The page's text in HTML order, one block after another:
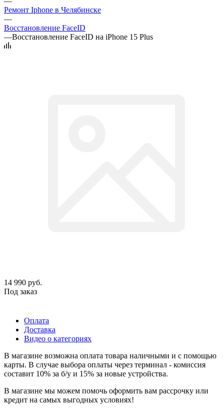
Ремонт Iphone в Челябинске
—
Восстановление FaceID
—Восстановление FaceID на iPhone 15 Plus
14 990 руб.
Под заказ
Оплата
Доставка
Видео о категориях
В магазине возможна оплата товара наличными и с помощью
карты. В случае выбора оплаты через терминал - комиссия
составит 10% за б/у и 15% за новые устройства.
В магазине мы можем помочь оформить вам рассрочку или
кредит на самых выгодных условиях!